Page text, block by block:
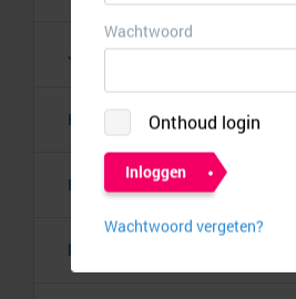
Joybuy
Kabelmaxx
Kabelmix
kabels.nl